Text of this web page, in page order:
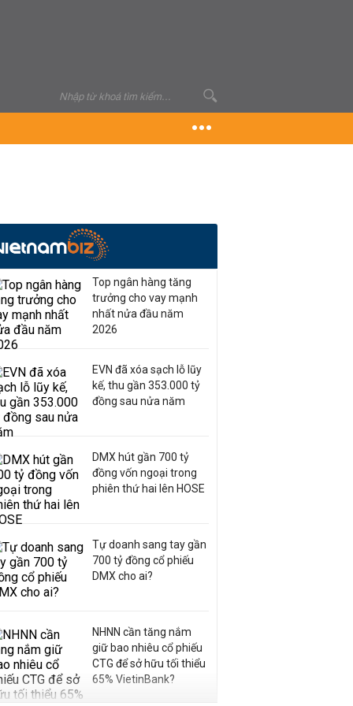
Top ngân hàng tăng
trưởng cho vay mạnh
nhất nửa đầu năm
2026
EVN đã xóa sạch lỗ lũy
kế, thu gần 353.000 tỷ
đồng sau nửa năm
DMX hút gần 700 tỷ
đồng vốn ngoại trong
phiên thứ hai lên HOSE
Tự doanh sang tay gần
700 tỷ đồng cổ phiếu
DMX cho ai?
NHNN cần tăng nắm
giữ bao nhiêu cổ phiếu
CTG để sở hữu tối thiểu
65% VietinBank?